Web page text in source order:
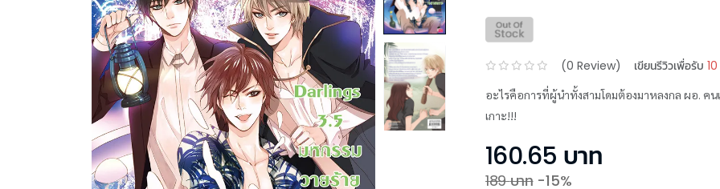
(0 Review) เขียนรีวิวเพื่อรับ
อะไรคือการที่ผู้นำทั้งสามโดมต้องมาหลงกล ผอ. ค
เกาะ!!!
160.65 บาท
189บาท -15%